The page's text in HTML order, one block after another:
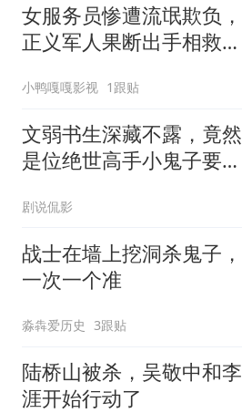
女服务员惨遭流氓欺负，
正义军人果断出手相救，
小鸭嘎嘎影视 1跟贴
文弱书生深藏不露，竟然
是位绝世高手小鬼子要惨
剧说侃影
战士在墙上挖洞杀鬼子，
一次一个准
淼犇爱历史 3跟贴
陆桥山被杀，吴敬中和李
涯开始行动了